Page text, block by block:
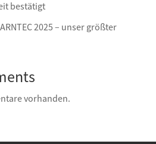
bestätigt
2025 – unser größter
vorhanden.